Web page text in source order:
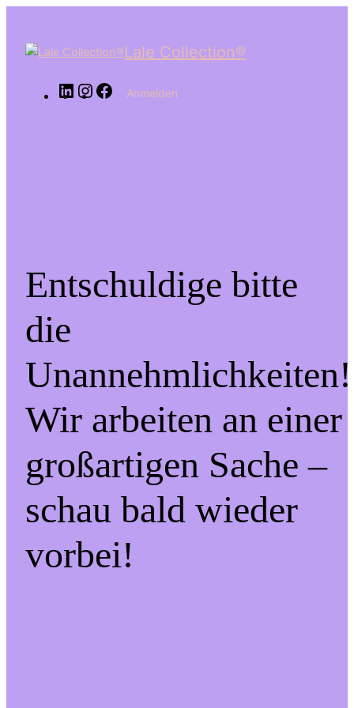
Lale Collection®
LinkedIn
Instagram
Facebook
Anmelden
Entschuldige bitte
die
Unannehmlichkeiten!
Wir arbeiten an einer
großartigen Sache –
schau bald wieder
vorbei!